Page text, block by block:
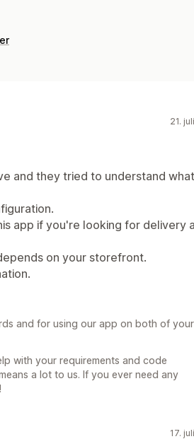
21.
and they tried to understand
app if you're looking for delivery
on your storefront.
and for using our app on both of your
with your requirements and code
a lot to us. If you ever need any
17.